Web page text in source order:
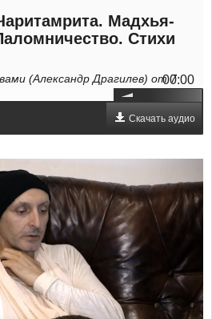
Мадхья-
Стихи
(Александр Драгилев) от 700:00
Скачать аудио